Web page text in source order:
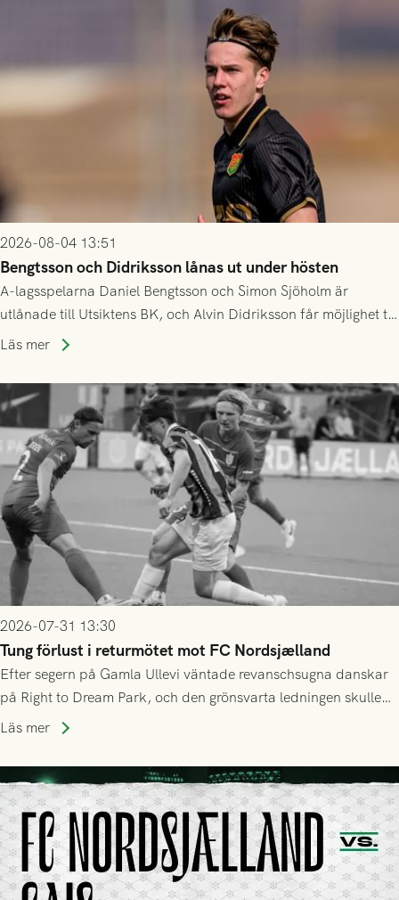
2026-08-04 13:51
Bengtsson och Didriksson lånas ut under hösten
A-lagsspelarna Daniel Bengtsson och Simon Sjöholm är
utlånade till Utsiktens BK, och Alvin Didriksson får möjlighet till
speltid i Hestrafors genom föreningssamarbete.
Läs mer
2026-07-31 13:30
Tung förlust i returmötet mot FC Nordsjælland
Efter segern på Gamla Ullevi väntade revanschsugna danskar
på Right to Dream Park, och den grönsvarta ledningen skulle
upphöra efter mindre än kvarten spelad. På lika mark visade
tennissiffror och det grönsvarta europaäventyret tog slut.
Läs mer